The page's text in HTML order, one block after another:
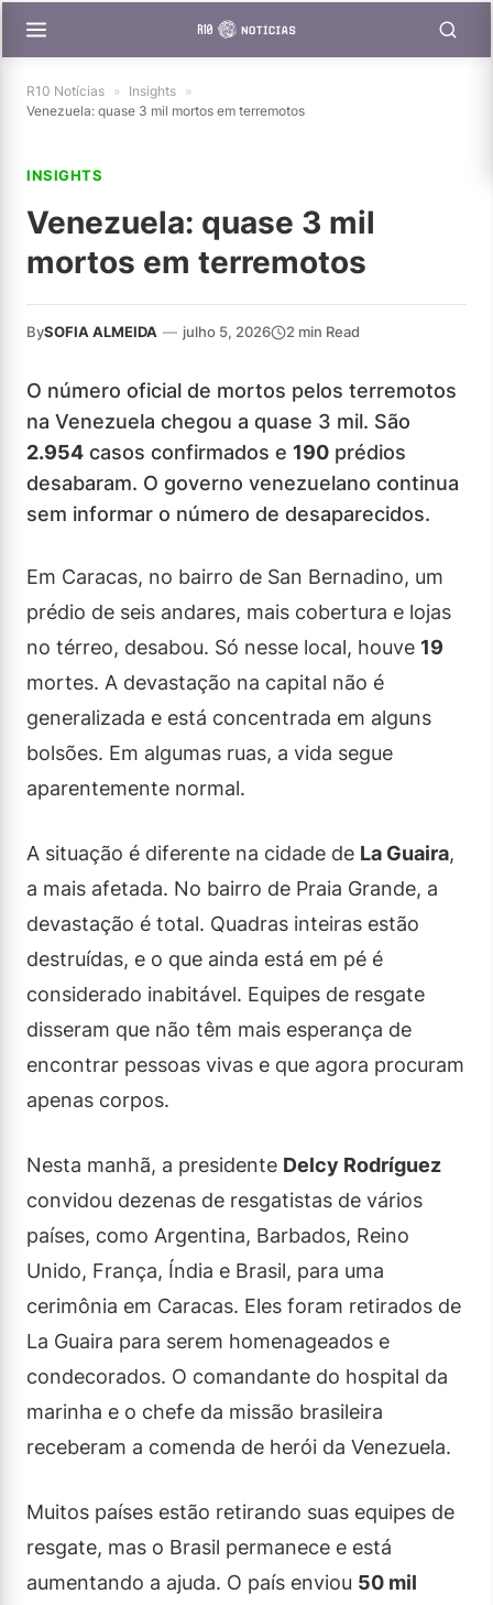
R10 Notícias » Insights »
Venezuela: quase 3 mil mortos em terremotos
INSIGHTS
Venezuela: quase 3 mil
mortos em terremotos
BySOFIA ALMEIDA — julho 5, 2026 2 min Read
O número oficial de mortos pelos terremotos
na Venezuela chegou a quase 3 mil. São
2.954 casos confirmados e 190 prédios
desabaram. O governo venezuelano continua
sem informar o número de desaparecidos.
Em Caracas, no bairro de San Bernadino, um
prédio de seis andares, mais cobertura e lojas
no térreo, desabou. Só nesse local, houve 19
mortes. A devastação na capital não é
generalizada e está concentrada em alguns
bolsões. Em algumas ruas, a vida segue
aparentemente normal.
A situação é diferente na cidade de La Guaira,
a mais afetada. No bairro de Praia Grande, a
devastação é total. Quadras inteiras estão
destruídas, e o que ainda está em pé é
considerado inabitável. Equipes de resgate
disseram que não têm mais esperança de
encontrar pessoas vivas e que agora procuram
apenas corpos.
Nesta manhã, a presidente Delcy Rodríguez
convidou dezenas de resgatistas de vários
países, como Argentina, Barbados, Reino
Unido, França, Índia e Brasil, para uma
cerimônia em Caracas. Eles foram retirados de
La Guaira para serem homenageados e
condecorados. O comandante do hospital da
marinha e o chefe da missão brasileira
receberam a comenda de herói da Venezuela.
Muitos países estão retirando suas equipes de
resgate, mas o Brasil permanece e está
aumentando a ajuda. O país enviou 50 mil